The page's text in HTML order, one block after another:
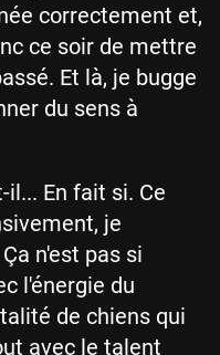
correctement et,
ce soir de mettre
Et là, je bugge
du sens à
En fait si. Ce
je
n'est pas si
l'énergie du
de chiens qui
avec le talent